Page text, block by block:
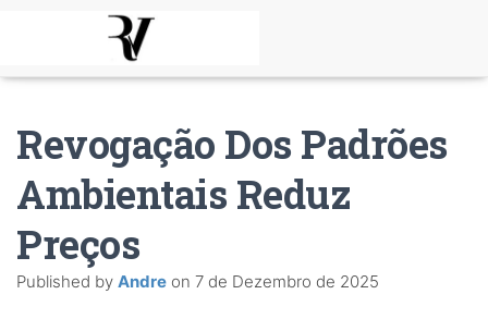
Revogação Dos Padrões
Ambientais Reduz
Preços
Published by Andre on 7 de Dezembro de 2025